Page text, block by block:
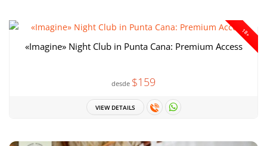
18+
«Imagine» Night Club in Punta Cana: Premium Access
desde $159
VIEW DETAILS